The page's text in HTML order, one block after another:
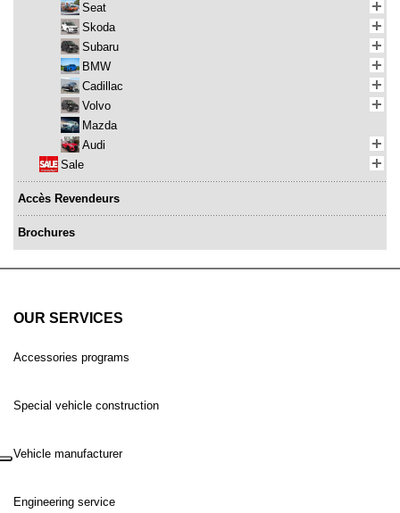
Seat
Skoda
Subaru
BMW
Cadillac
Volvo
Mazda
Audi
Sale
Accès Revendeurs
Brochures
OUR SERVICES
Accessories programs
Special vehicle construction
Vehicle manufacturer
Engineering service